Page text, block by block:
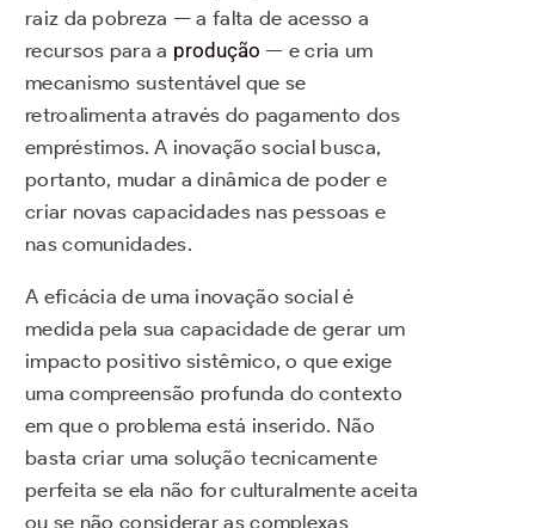
raiz da pobreza — a falta de acesso a
recursos para a produção — e cria um
mecanismo sustentável que se
retroalimenta através do pagamento dos
empréstimos. A inovação social busca,
portanto, mudar a dinâmica de poder e
criar novas capacidades nas pessoas e
nas comunidades.
A eficácia de uma inovação social é
medida pela sua capacidade de gerar um
impacto positivo sistêmico, o que exige
uma compreensão profunda do contexto
em que o problema está inserido. Não
basta criar uma solução tecnicamente
perfeita se ela não for culturalmente aceita
ou se não considerar as complexas